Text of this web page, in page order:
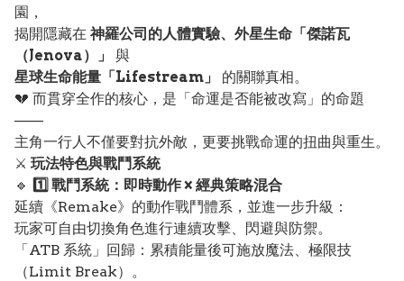
園，
揭開隱藏在 神羅公司的人體實驗、外星生命「傑諾瓦
（Jenova）」
與
星球生命能量「Lifestream」
的關聯真相。
💔 而貫穿全作的核心，是「命運是否能被改寫」的命題
——
主角一行人不僅要對抗外敵，更要挑戰命運的扭曲與重生。
⚔️ 玩法特色與戰鬥系統
🔹
1️⃣ 戰鬥系統：即時動作 × 經典策略混合
延續《Remake》的動作戰鬥體系，並進一步升級：
玩家可自由切換角色進行連續攻擊、閃避與防禦。
「ATB 系統」回歸：累積能量後可施放魔法、極限技
（Limit Break）。